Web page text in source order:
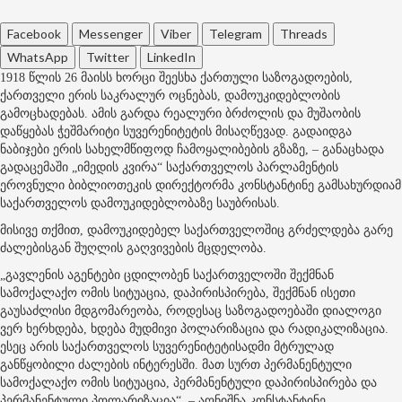
Facebook Messenger Viber Telegram
Threads
WhatsApp
Twitter LinkedIn
1918 წლის 26 მაისს ხორცი შეესხა ქართული საზოგადოების,
ქართველი ერის საკრალურ ოცნებას, დამოუკიდებლობის
გამოცხადებას. ამის გარდა რეალური ბრძოლის და მუშაობის
დაწყებას ჭეშმარიტი სუვერენიტეტის მისაღწევად. გადაიდგა
ნაბიჯები ერის სახელმწიფოდ ჩამოყალიბების გზაზე, – განაცხადა
გადაცემაში „იმედის კვირა“ საქართველოს პარლამენტის
ეროვნული ბიბლიოთეკის დირექტორმა კონსტანტინე გამსახურდიამ
საქართველოს დამოუკიდებლობაზე საუბრისას.
მისივე თქმით, დამოუკიდებელ საქართველოშიც გრძელდება გარე
ძალებისგან შუღლის გაღვივების მცდელობა.
„გავლენის აგენტები ცდილობენ საქართველოში შექმნან
სამოქალაქო ომის სიტუაცია, დაპირისპირება, შექმნან ისეთი
გაუსაძლისი მდგომარეობა, როდესაც საზოგადოებაში დიალოგი
ვერ ხერხდება, ხდება მუდმივი პოლარიზაცია და რადიკალიზაცია.
ესეც არის საქართველოს სუვერენიტეტისადმი მტრულად
განწყობილი ძალების ინტერესში. მათ სურთ პერმანენტული
სამოქალაქო ომის სიტუაცია, პერმანენტული დაპირისპირება და